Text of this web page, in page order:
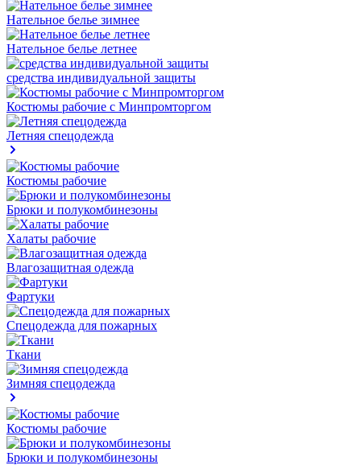
Нательное белье зимнее
Нательное белье летнее
средства индивидуальной защиты
Костюмы рабочие с Минпромторгом
Летняя спецодежда
Костюмы рабочие
Брюки и полукомбинезоны
Халаты рабочие
Влагозащитная одежда
Фартуки
Спецодежда для пожарных
Ткани
Зимняя спецодежда
Костюмы рабочие
Брюки и полукомбинезоны